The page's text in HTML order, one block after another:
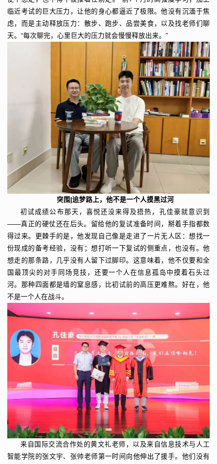
临近考试的巨大压力，让他的身心都逼近了极限。他没有沉湎于焦
虑，而是主动释放压力：散步、跑步、品尝美食，以及找老师们聊
天。“每次聊完，心里巨大的压力就会慢慢释放出来。”
突围|追梦路上，他不是一个人摸黑过河
初试成绩公布那天，喜悦还没来得及捂热，孔佳豪就意识到
——真正的硬仗还在后头。留给他的复试准备时间，掰着手指都数
得过来。更棘手的是，他发现自己像是走进了一片无人区：想找一
份现成的备考经验，没有；想打听一下复试的侧重点，也没有。他
想走的那条路，几乎没有人留下过脚印。这意味着，他不仅要和全
国最顶尖的对手同场竞技，还要一个人在信息孤岛中摸着石头过
河。那种四面都是墙的窒息感，比初试前的高压更难熬。好在，他
不是一个人在战斗。
来自国际交流合作处的黄文礼老师，以及来自信息技术与人工
智能学院的张文宇、张帅老师第一时间向他伸出了援手。他们没有